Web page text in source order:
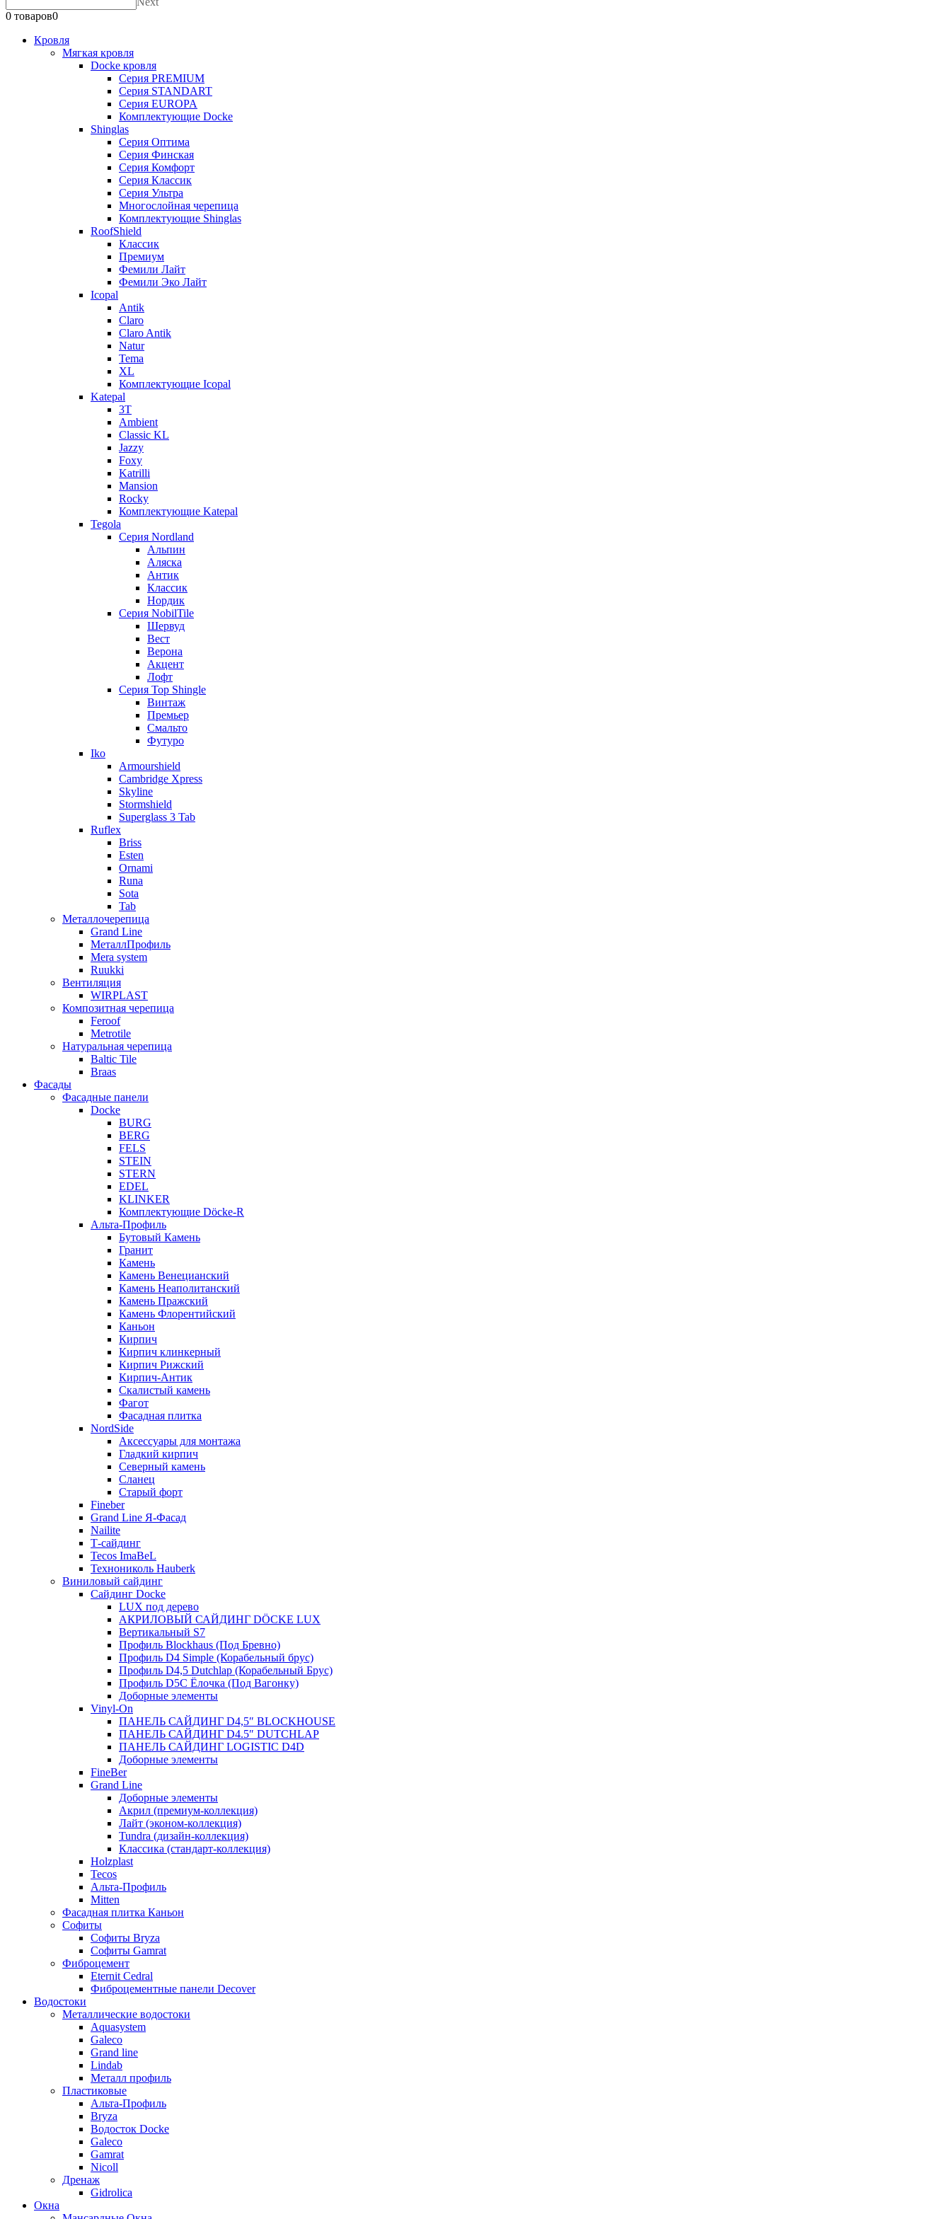
0 товаров0
Кровля
Мягкая кровля
Docke кровля
Серия PREMIUM
Серия STANDART
Серия EUROPA
Комплектующие Docke
Shinglas
Серия Оптима
Серия Финская
Серия Комфорт
Серия Классик
Серия Ультра
Многослойная черепица
Комплектующие Shinglas
RoofShield
Классик
Премиум
Фемили Лайт
Фемили Эко Лайт
Icopal
Antik
Claro
Claro Antik
Natur
Tema
XL
Комплектующие Icopal
Katepal
3T
Ambient
Classic KL
Jazzy
Foxy
Katrilli
Mansion
Rocky
Комплектующие Katepal
Tegola
Серия Nordland
Альпин
Аляска
Антик
Классик
Нордик
Серия NobilTile
Шервуд
Вест
Верона
Акцент
Лофт
Серия Top Shingle
Винтаж
Премьер
Смальто
Футуро
Iko
Armourshield
Cambridge Xpress
Skyline
Stormshield
Superglass 3 Tab
Ruflex
Briss
Esten
Ornami
Runa
Sota
Tab
Металлочерепица
Grand Line
МеталлПрофиль
Mera system
Ruukki
Вентиляция
WIRPLAST
Композитная черепица
Feroof
Metrotile
Натуральная черепица
Baltic Tile
Braas
Фасады
Фасадные панели
Docke
BURG
BERG
FELS
STEIN
STERN
EDEL
KLINKER
Комплектующие Döcke-R
Альта-Профиль
Бутовый Камень
Гранит
Камень
Камень Венецианский
Камень Неаполитанский
Камень Пражский
Камень Флорентийский
Каньон
Кирпич
Кирпич клинкерный
Кирпич Рижский
Кирпич-Антик
Скалистый камень
Фагот
Фасадная плитка
NordSide
Аксессуары для монтажа
Гладкий кирпич
Северный камень
Сланец
Старый форт
Fineber
Grand Line Я-Фасад
Nailite
Т-сайдинг
Tecos ImaBeL
Технониколь Hauberk
Виниловый сайдинг
Сайдинг Docke
LUX под дерево
АКРИЛОВЫЙ САЙДИНГ DÖCKE LUX
Вертикальный S7
Профиль Blockhaus (Под Бревно)
Профиль D4 Simple (Корабельный брус)
Профиль D4,5 Dutchlap (Корабельный Брус)
Профиль D5C Ёлочка (Под Вагонку)
Доборные элементы
Vinyl-On
ПАНЕЛЬ САЙДИНГ D4,5″ BLOCKHOUSE
ПАНЕЛЬ САЙДИНГ D4.5″ DUTCHLAP
ПАНЕЛЬ САЙДИНГ LOGISTIC D4D
Доборные элементы
FineBer
Grand Line
Доборные элементы
Акрил (премиум-коллекция)
Лайт (эконом-коллекция)
Tundra (дизайн-коллекция)
Классика (стандарт-коллекция)
Holzplast
Tecos
Альта-Профиль
Mitten
Фасадная плитка Каньон
Софиты
Софиты Bryza
Софиты Gamrat
Фиброцемент
Eternit Cedral
Фиброцементные панели Decover
Водостоки
Металлические водостоки
Aquasystem
Galeco
Grand line
Lindab
Металл профиль
Пластиковые
Альта-Профиль
Bryza
Водосток Docke
Galeco
Gamrat
Nicoll
Дренаж
Gidrolica
Окна